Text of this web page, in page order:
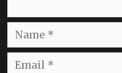
Name
Email